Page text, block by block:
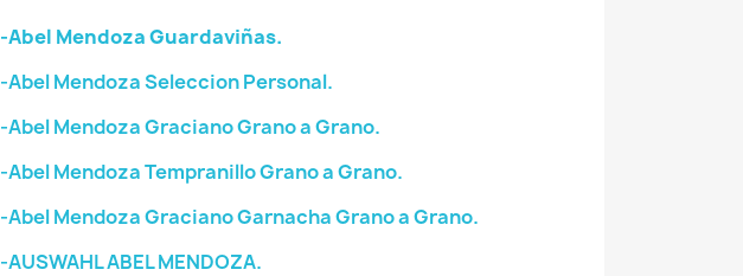
-Abel Mendoza Guardaviñas.
-Abel Mendoza Seleccion Personal.
-Abel Mendoza Graciano Grano a Grano.
-Abel Mendoza Tempranillo Grano a Grano.
-Abel Mendoza Graciano Garnacha Grano a Grano.
-AUSWAHL ABEL MENDOZA.